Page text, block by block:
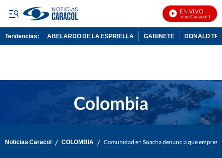
EN VIVO
Noticias Caracol En
Tendencias: ABELARDO DE LA ESPRIELLA GABINETE DONALD
Noticias Caracol / COLOMBIA / Comunidad en Soacha denuncia que